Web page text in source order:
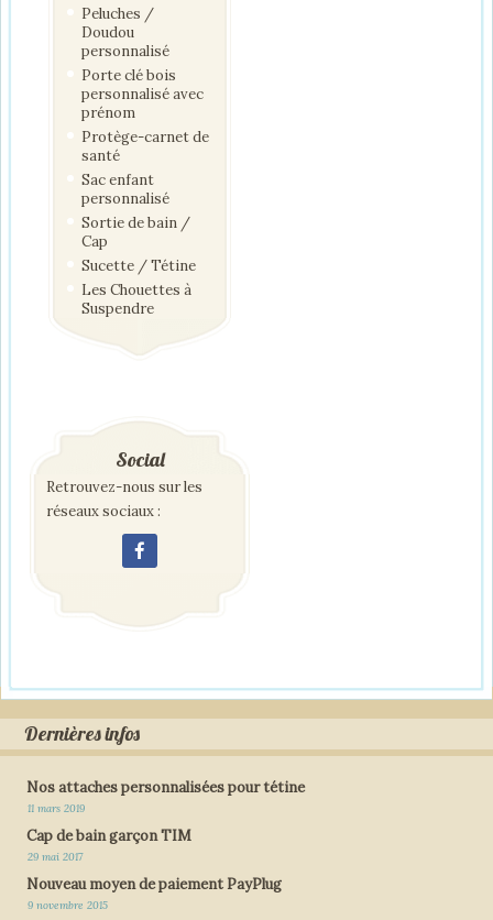
Peluches /
Doudou
personnalisé
Porte clé bois
personnalisé avec
prénom
Protège-carnet de
santé
Sac enfant
personnalisé
Sortie de bain /
Cap
Sucette / Tétine
Les Chouettes à
Suspendre
Social
Retrouvez-nous sur les
réseaux sociaux :
Dernières infos
Nos attaches personnalisées pour tétine
11 mars 2019
Cap de bain garçon TIM
29 mai 2017
Nouveau moyen de paiement PayPlug
9 novembre 2015